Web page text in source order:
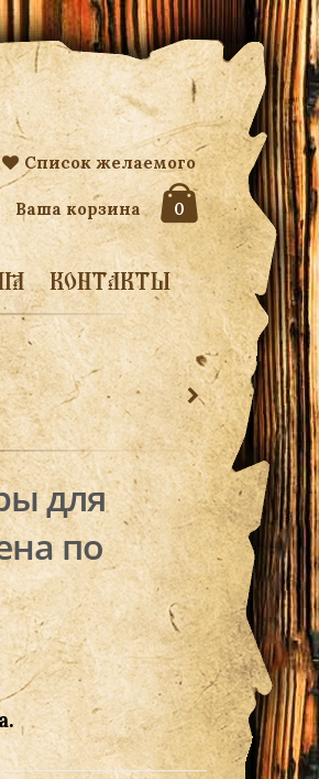
Список желаемого
Ваша корзина 0
КОНТАКТЫ
для
по